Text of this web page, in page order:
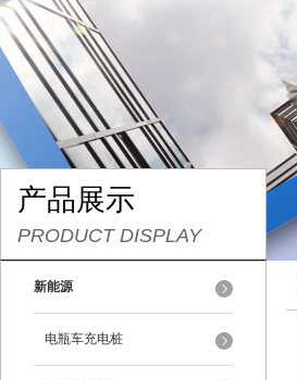
产品展示
PRODUCT DISPLAY
新能源
电瓶车充电桩